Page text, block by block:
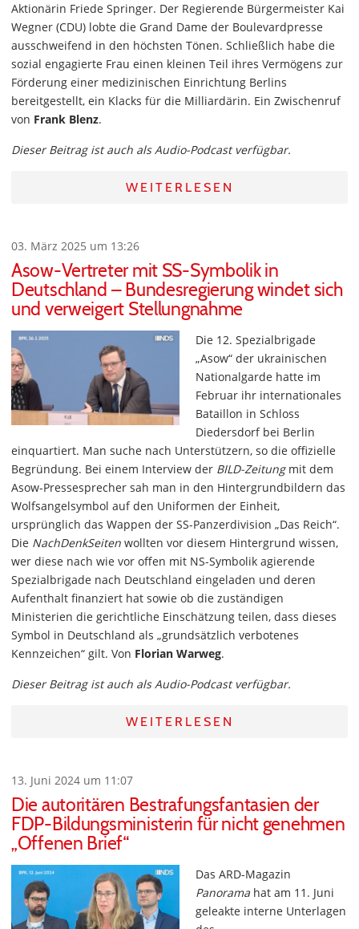
Aktionärin Friede Springer. Der Regierende Bürgermeister Kai
Wegner (CDU) lobte die Grand Dame der Boulevardpresse
ausschweifend in den höchsten Tönen. Schließlich habe die
sozial engagierte Frau einen kleinen Teil ihres Vermögens zur
Förderung einer medizinischen Einrichtung Berlins
bereitgestellt, ein Klacks für die Milliardärin. Ein Zwischenruf
von Frank Blenz.
Dieser Beitrag ist auch als Audio-Podcast verfügbar.
WEITERLESEN
03. März 2025 um 13:26
Asow-Vertreter mit SS-Symbolik in
Deutschland – Bundesregierung windet sich
und verweigert Stellungnahme
Die 12. Spezialbrigade
„Asow“ der ukrainischen
Nationalgarde hatte im
Februar ihr internationales
Bataillon in Schloss
Diedersdorf bei Berlin
einquartiert. Man suche nach Unterstützern, so die offizielle
Begründung. Bei einem Interview der BILD-Zeitungmit dem
Asow-Pressesprecher sah man in den Hintergrundbildern das
Wolfsangelsymbol auf den Uniformen der Einheit,
ursprünglich das Wappen der SS-Panzerdivision „Das Reich“.
Die NachDenkSeiten wollten vor diesem Hintergrund wissen,
wer diese nach wie vor offen mit NS-Symbolik agierende
Spezialbrigade nach Deutschland eingeladen und deren
Aufenthalt finanziert hat sowie ob die zuständigen
Ministerien die gerichtliche Einschätzung teilen, dass dieses
Symbol in Deutschland als „grundsätzlich verbotenes
Kennzeichen“ gilt. Von Florian Warweg.
Dieser Beitrag ist auch als Audio-Podcast verfügbar.
WEITERLESEN
13. Juni 2024 um 11:07
Die autoritären Bestrafungsfantasien der
FDP-Bildungsministerin für nicht genehmen
„Offenen Brief“
Das ARD-Magazin
Panorama hat am 11. Juni
geleakte interne Unterlagen